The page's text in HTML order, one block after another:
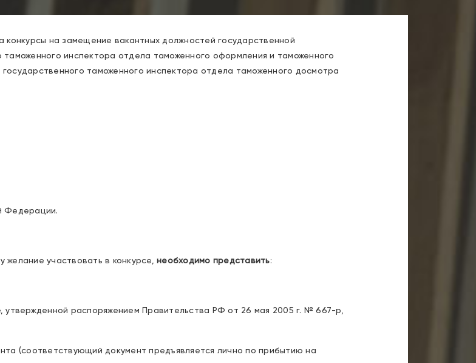
конкурсы на замещение вакантных должностей государственной
таможенного инспектора отдела таможенного оформления и таможенного
таможенного инспектора отдела таможенного досмотра
Федерации.
желание участвовать в конкурсе,необходимо представить:
распоряжением Правительства РФ от 26 мая 2005 г. № 667-р,
(соответствующий документ предъявляется лично по прибытию на